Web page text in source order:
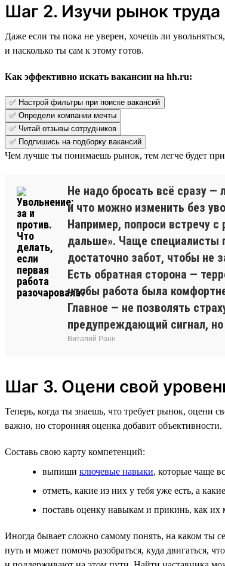
Шаг 2. Изучи рынок труда
Даже если ты пока не уверен, хочешь ли увольняться,
и насколько ты сам к этому готов.
Как эффективно искать вакансии на hh.ru:
✅ Настрой фильтры при поиске вакансий
✅ Определи компании мечты
✅ Читай отзывы сотрудников
✅ Подпишись на подборку вакансий
Чем лучше ты понимаешь рынок, тем легче будет
Не надо бросать всё сразу —
и что можно изменить без
Например, попроси встречу
дальше». Чаще специалисты
достаточно забот, чтобы не
Есть обратная сторона —
чтобы работа была
Главное — не позволять
предупреждающий сигнал, но
Виталий Ранн
Шаг 3. Оцени свой
Теперь, когда ты знаешь, что требует рынок, оцени
важно, но сторонняя оценка добавит объективности.
Составь свою карту компетенций:
выпиши ключевые навыки, которые чаще
отметь, какие из них у тебя уже есть, а
поставь оценку навыкам и прикинь, как
Иногда бывает сложно самому понять, на каком ты
путь и может помочь разобраться, куда двигаться,